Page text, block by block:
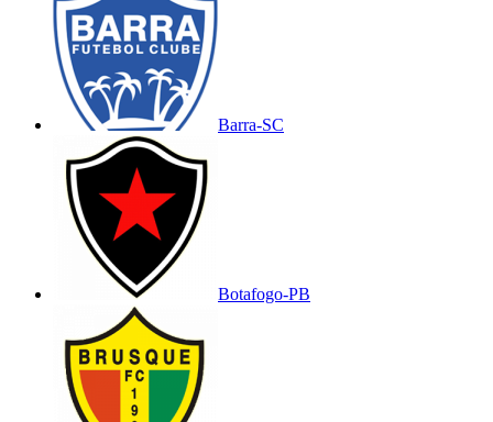
Barra-SC
Botafogo-PB